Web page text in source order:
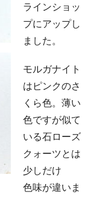
ラインショッ
プにアップし
ました。
モルガナイト
はピンクのさ
くら色。薄い
色ですが似て
いる石ローズ
クォーツとは
少しだけ
色味が違いま